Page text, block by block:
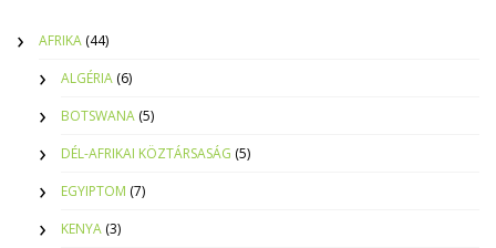
AFRIKA (44)
ALGÉRIA (6)
BOTSWANA (5)
DÉL-AFRIKAI KÖZTÁRSASÁG (5)
EGYIPTOM (7)
KENYA (3)